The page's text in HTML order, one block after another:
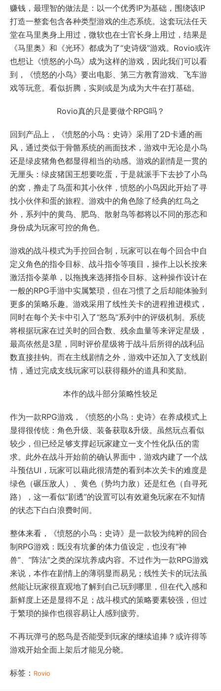
赚钱，最理智的做法是：以一个优秀IP为基础，围绕该IP
打造一整套包含各种类型游戏的生态系统。这套玩法任天
堂在马里奥身上用过，微软也在士官长身上用过，结果是
《马里奥》和《光环》都成为了“史诗级”游戏。Rovio或许
也想让《愤怒的小鸟》成为这样的游戏，因此我们可以看
到，《愤怒的小鸟》要出电影、第三方教育游戏、飞车游
戏等玩意。看似折腾，实则或是为成为大牛在打基础。
Rovio真的只是要做个RPG吗？
回到产品上，《愤怒的小鸟：史诗》采用了2D卡通的画
风，通过类似于骨骼系统的画面技术，游戏中无论是小鸟
还是绿皮猪角色都显得相当的动感。游戏的剧情是一贯的
无厘头：绿皮猪国王想要吃蛋，于是就派手下去抄了小鸟
的窝，撸走了鸟蛋和其小伙伴，愤怒的小鸟因此开始了寻
找小伙伴和蛋的旅程。游戏中的角色除了经典的红鸟之
外，系列中的黄鸟、肥鸟、散射鸟等都将以不同的形态和
身份成为玩家可控的角色。
游戏的战斗模式为手控回合制，玩家可以在每个回合中自
定义角色的指令目标、战斗指令等项目，操作上以长按来
激活指令菜单，以拖拽来选择指令目标。这种操作设计在
一般的RPG手游中实属繁琐，但在习惯了之后却能体验到
更多的策略乐趣。游戏采用了线性关卡的进程推进模式，
同时在每个关卡中引入了“怒鸟”系列中的评级机制。系统
将根据玩家在过关时的回合数、残余血量等来评定星级，
最高依然是3星，同时评价星级将于战斗后所得的战利品
数直接挂钩。而在主线剧情之外，游戏中还加入了支线剧
情，通过完成支线玩家可以获得额外的道具和奖励。
本作的战斗部分策略性较足
作为一款RPG游戏，《愤怒的小鸟：史诗》在养成模式上
显得很传统：角色升级、装备获取&升级。虽然玩点看似
较少，但已经足够支撑起玩家建立一支个性化队伍的需
求。此外在战斗开始前的确认界面中，游戏内建了一个战
斗预估UI，玩家可以藉此很清楚的看到本次关卡的难度是
绿色（碾压敌人）、黄色（势均力敌）还是红色（自寻死
路），这一看似“剧透”的设置可以有效避免玩家在不知情
的状态下白白浪费时间。
整体来看，《愤怒的小鸟：史诗》是一款较为纯粹的回合
制RPG游戏：既没有坑爹的体力值设定，也没有“神
兽”、“阵法”之类的深坑养成内容。不过作为一款RPG游戏
来说，本作在剧情上的薄弱显而易见；线性关卡的玩法虽
然能让玩家很直观地了解到自己玩到哪里，但在代入感和
新鲜度上还是显得不足；战斗模式的策略要素较强，但过
于繁琐的操作也很容易让人感到疲劳。
不再玩弹弓的怒鸟是否能受到玩家的继续追捧？或许得等
游戏开始全面上架后才能见分晓。
标签： Rovio